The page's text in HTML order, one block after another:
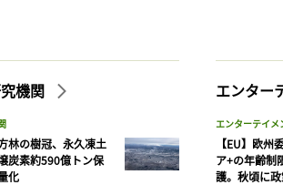
機関
林の樹冠、永久凍土
炭素約590億トン保
化
エンター
エンターテイメ
【EU】欧州
ア+の年齢制
護。秋頃に